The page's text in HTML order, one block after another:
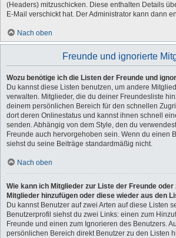
(Headers) mitzuschicken. Diese enthalten Details
E-Mail verschickt hat. Der Administrator kann dann
Nach oben
Freunde und ignorierte
Wozu benötige ich die Listen der Freunde und
Du kannst diese Listen benutzen, um andere
verwalten. Mitglieder, die du deiner Freundesliste
deinem persönlichen Bereich für den schnellen
dort deren Onlinestatus und kannst ihnen schnell
senden. Abhängig von dem Style, den du
Freunde auch hervorgehoben sein. Wenn du einen
siehst du seine Beiträge standardmäßig nicht.
Nach oben
Wie kann ich Mitglieder zur Liste der Freunde
Mitglieder hinzufügen oder diese wieder aus den
Du kannst Benutzer auf zwei Arten auf diese Listen
Benutzerprofil siehst du zwei Links: einen zum
Freunde und einen zum Ignorieren des Benutzers.
persönlichen Bereich direkt Benutzer zu den Listen